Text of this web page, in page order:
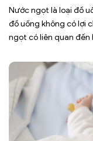
Nước ngọt là loại đồ
đồ uống không có lợi
ngọt có liên quan đến
chỉ […]